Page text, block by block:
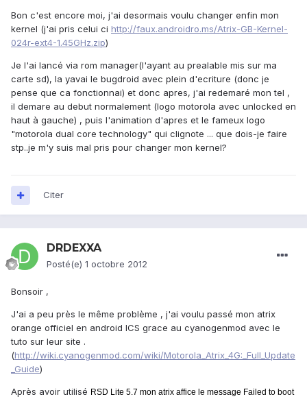
Bon c'est encore moi, j'ai desormais voulu changer enfin mon
kernel (j'ai pris celui ci http://faux.androidro.ms/Atrix-GB-Kernel-
024r-ext4-1.45GHz.zip)
Je l'ai lancé via rom manager(l'ayant au prealable mis sur ma
carte sd), la yavai le bugdroid avec plein d'ecriture (donc je
pense que ca fonctionnai) et donc apres, j'ai redemaré mon tel ,
il demare au debut normalement (logo motorola avec unlocked en
haut à gauche) , puis l'animation d'apres et le fameux logo
"motorola dual core technology" qui clignote ... que dois-je faire
stp..je m'y suis mal pris pour changer mon kernel?
Citer
DRDEXXA
Posté(e) 1 octobre 2012
Bonsoir ,
J'ai a peu près le même problème , j'ai voulu passé mon atrix
orange officiel en android ICS grace au cyanogenmod avec le
tuto sur leur site .
(http://wiki.cyanogenmod.com/wiki/Motorola_Atrix_4G:_Full_Update
_Guide)
Après avoir utilisé RSD Lite 5.7 mon atrix affice le message Failed to boot